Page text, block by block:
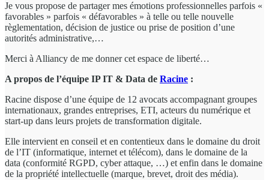
Je vous propose de partager mes émotions professionnelles parfois «
favorables » parfois « défavorables » à telle ou telle nouvelle
règlementation, décision de justice ou prise de position d’une
autorités administrative,…
Merci à Alliancy de me donner cet espace de liberté…
A propos de l’équipe IP IT & Data de Racine :
Racine dispose d’une équipe de 12 avocats accompagnant groupes
internationaux, grandes entreprises, ETI, acteurs du numérique et
start-up dans leurs projets de transformation digitale.
Elle intervient en conseil et en contentieux dans le domaine du droit
de l’IT (informatique, internet et télécom), dans le domaine de la
data (conformité RGPD, cyber attaque, …) et enfin dans le domaine
de la propriété intellectuelle (marque, brevet, droit des média).